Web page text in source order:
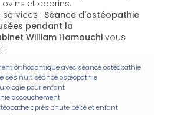
ovins et caprins.
services : Séance d'ostéopathie
pendant la
William Hamouchi vous
:
orthodontique avec séance ostéopathie
ses nuit séance ostéopathie
pour enfant
accouchement
après chute bébé et enfant